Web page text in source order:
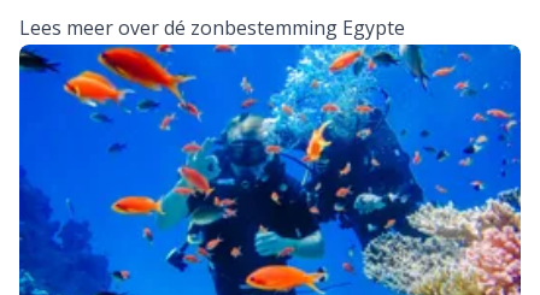
Lees meer over dé zonbestemming Egypte